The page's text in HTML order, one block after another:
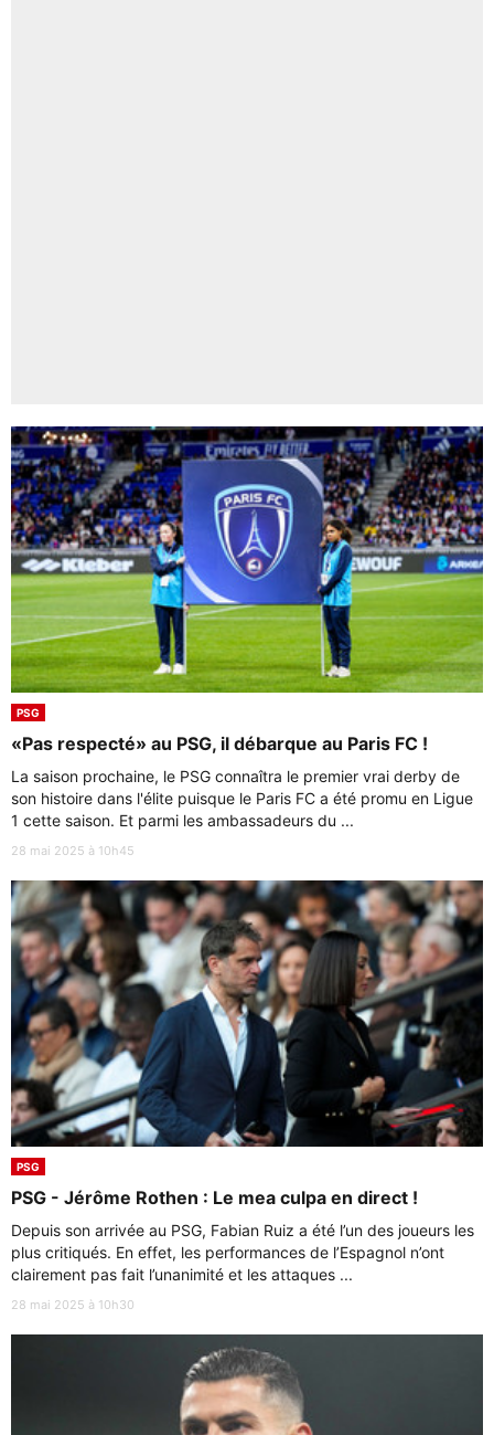
PSG
«Pas respecté» au PSG, il débarque au Paris FC !
La saison prochaine, le PSG connaîtra le premier vrai derby de
son histoire dans l'élite puisque le Paris FC a été promu en Ligue
1 cette saison. Et parmi les ambassadeurs du ...
28 mai 2025 à 10h45
PSG
PSG - Jérôme Rothen : Le mea culpa en direct !
Depuis son arrivée au PSG, Fabian Ruiz a été l’un des joueurs les
plus critiqués. En effet, les performances de l’Espagnol n’ont
clairement pas fait l’unanimité et les attaques ...
28 mai 2025 à 10h30